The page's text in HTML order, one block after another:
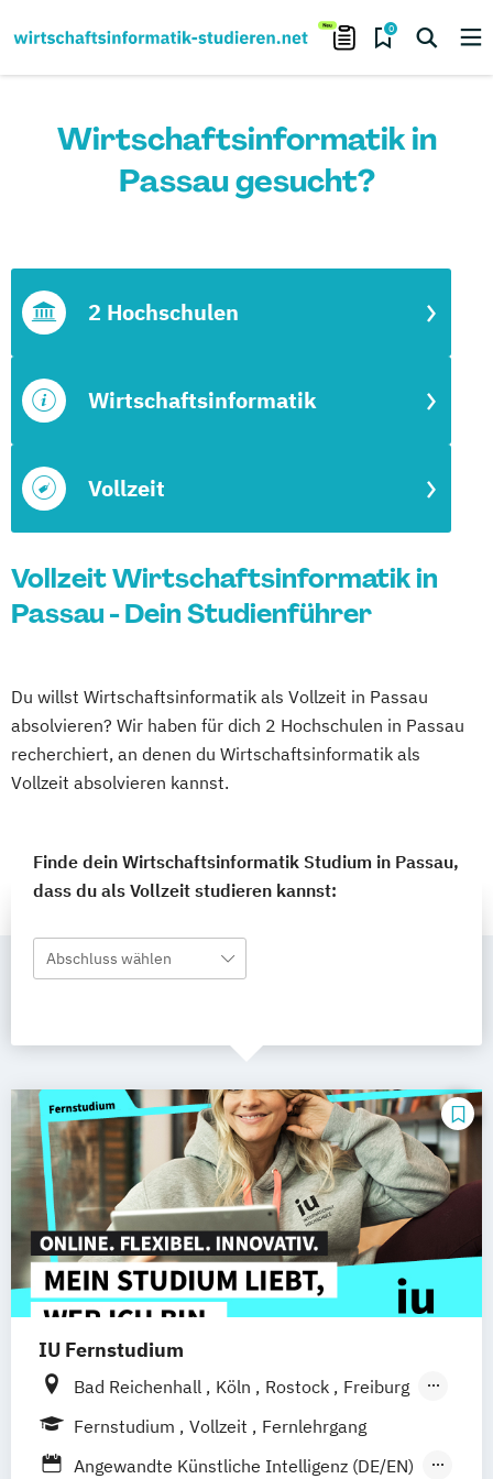
0
Wirtschaftsinformatik in
Passau gesucht?
Vollzeit
Wirtschaftsinformatik
2 Hochschulen
Vollzeit Wirtschaftsinformatik in
Passau - Dein Studienführer
Du willst Wirtschaftsinformatik als Vollzeit in Passau
absolvieren? Wir haben für dich 2 Hochschulen in Passau
recherchiert, an denen du Wirtschaftsinformatik als
Vollzeit absolvieren kannst.
Finde dein Wirtschaftsinformatik Studium in Passau,
dass du als Vollzeit studieren kannst:
Abschluss wählen
IU Fernstudium
Bad Reichenhall Köln Rostock
Freiburg
Kiel
Frankfurt am Main
Stuttgart
Fernstudium Vollzeit
Fernlehrgang
Angewandte Künstliche Intelligenz (DE/EN)